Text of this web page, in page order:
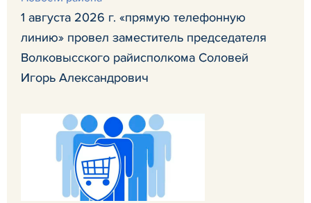
1 августа 2026 г. «прямую телефонную
линию» провел заместитель председателя
Волковысского райисполкома Соловей
Игорь Александрович